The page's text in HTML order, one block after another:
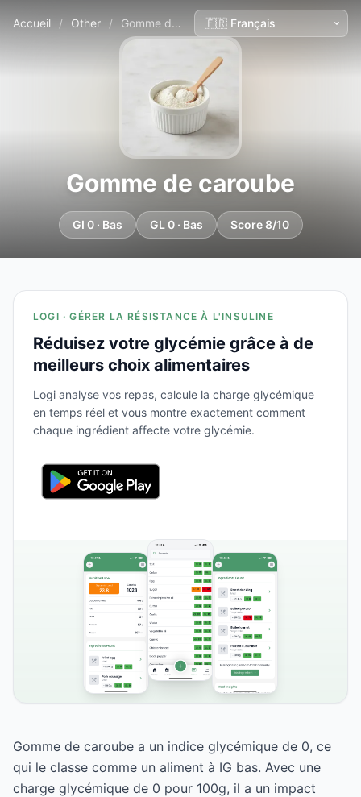
Accueil / Other / Gomme de caroube
Gomme de caroube
GI 0 · Bas GL 0 · Bas Score 8/10
LOGI · GÉRER LA RÉSISTANCE À L'INSULINE
Réduisez votre glycémie grâce à de
meilleurs choix alimentaires
Logi analyse vos repas, calcule la charge glycémique
en temps réel et vous montre exactement comment
chaque ingrédient affecte votre glycémie.
Gomme de caroube a un indice glycémique de 0, ce
qui le classe comme un aliment à IG bas. Avec une
charge glycémique de 0 pour 100g, il a un impact